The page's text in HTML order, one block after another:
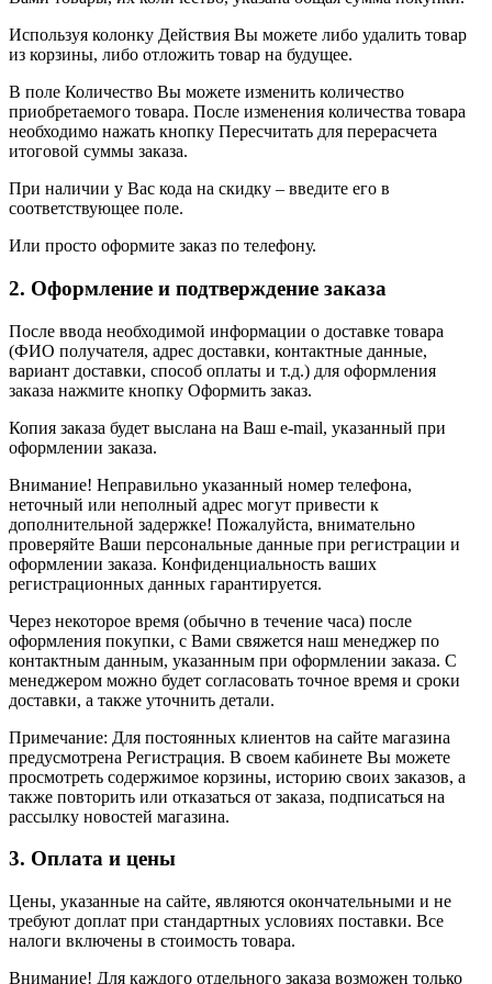
Используя колонку Действия Вы можете либо удалить товар
из корзины, либо отложить товар на будущее.
В поле Количество Вы можете изменить количество
приобретаемого товара. После изменения количества товара
необходимо нажать кнопку Пересчитать для перерасчета
итоговой суммы заказа.
При наличии у Вас кода на скидку – введите его в
соответствующее поле.
Или просто оформите заказ по телефону.
2. Оформление и подтверждение заказа
После ввода необходимой информации о доставке товара
(ФИО получателя, адрес доставки, контактные данные,
вариант доставки, способ оплаты и т.д.) для оформления
заказа нажмите кнопку Оформить заказ.
Копия заказа будет выслана на Ваш e-mail, указанный при
оформлении заказа.
Внимание! Неправильно указанный номер телефона,
неточный или неполный адрес могут привести к
дополнительной задержке! Пожалуйста, внимательно
проверяйте Ваши персональные данные при регистрации и
оформлении заказа. Конфиденциальность ваших
регистрационных данных гарантируется.
Через некоторое время (обычно в течение часа) после
оформления покупки, с Вами свяжется наш менеджер по
контактным данным, указанным при оформлении заказа. С
менеджером можно будет согласовать точное время и сроки
доставки, а также уточнить детали.
Примечание: Для постоянных клиентов на сайте магазина
предусмотрена Регистрация. В своем кабинете Вы можете
просмотреть содержимое корзины, историю своих заказов, а
также повторить или отказаться от заказа, подписаться на
рассылку новостей магазина.
3. Оплата и цены
Цены, указанные на сайте, являются окончательными и не
требуют доплат при стандартных условиях поставки. Все
налоги включены в стоимость товара.
Внимание! Для каждого отдельного заказа возможен только